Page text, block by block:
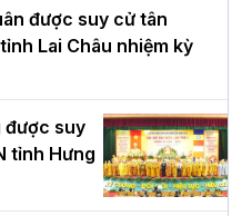
được suy cử tân
Lai Châu nhiệm kỳ
được suy
tỉnh Hưng